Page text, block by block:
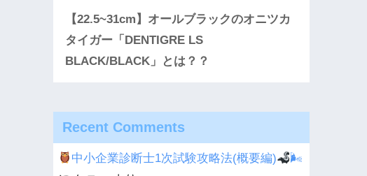
【22.5~31cm】オールブラックのオニツカ
タイガー「DENTIGRE LS
BLACK/BLACK」とは？？
Recent Comments
中小企業診断士1次試験攻略法(概要編)
🌬